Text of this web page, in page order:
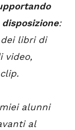
:
libri di
video,
alunni
al